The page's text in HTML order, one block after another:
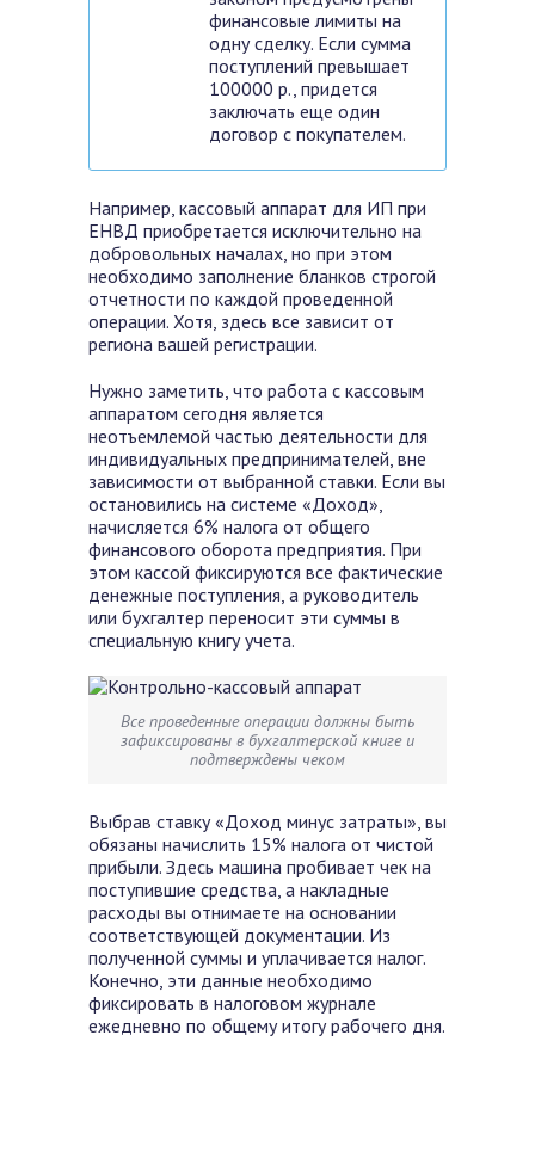
финансовые лимиты на
одну сделку. Если сумма
поступлений превышает
100000 р., придется
заключать еще один
договор с покупателем.
Например, кассовый аппарат для ИП при
ЕНВД приобретается исключительно на
добровольных началах, но при этом
необходимо заполнение бланков строгой
отчетности по каждой проведенной
операции. Хотя, здесь все зависит от
региона вашей регистрации.
Нужно заметить, что работа с кассовым
аппаратом сегодня является
неотъемлемой частью деятельности для
индивидуальных предпринимателей, вне
зависимости от выбранной ставки. Если вы
остановились на системе «Доход»,
начисляется 6% налога от общего
финансового оборота предприятия. При
этом кассой фиксируются все фактические
денежные поступления, а руководитель
или бухгалтер переносит эти суммы в
специальную книгу учета.
Все проведенные операции должны быть
зафиксированы в бухгалтерской книге и
подтверждены чеком
Выбрав ставку «Доход минус затраты», вы
обязаны начислить 15% налога от чистой
прибыли. Здесь машина пробивает чек на
поступившие средства, а накладные
расходы вы отнимаете на основании
соответствующей документации. Из
полученной суммы и уплачивается налог.
Конечно, эти данные необходимо
фиксировать в налоговом журнале
ежедневно по общему итогу рабочего дня.